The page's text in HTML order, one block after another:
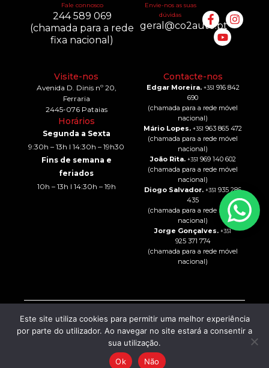
Visite-nos
Avenida D. Dinis nº 20,
Ferraria
2445-076 Pataias
Horários
Segunda a Sexta
9:30h – 13h I 14:30h – 19h30
Fins de semana e
feriados
10h – 13h I 14:30h – 19h
Contacte-nos
Edgar Moreira. +351 916 842
690
(chamada para a rede móvel
nacional)
Mário Lopes. +351 963 865 472
(chamada para a rede móvel
nacional)
João Rita. +351 969 140 602
(chamada para a rede móvel
nacional)
Diogo Salvador. +351 935 286
435
(chamada para a rede móvel
nacional)
Jorge Gonçalves. +351
925 371 774
(chamada para a rede móvel
nacional)
Fale connosco
244 589 069
(chamada para a rede
fixa nacional)
Envie-nos as suas
dúvidas
geral@co2auto.pt
© 2024 – All rights Reserved
CO2 AUTO – COMÉRCIO DE
AUTOMÓVEIS, LDA
Intermediação de Crédito
Política de Privacidade
Resolução de Litígios
Livro de Reclamações
Este site utiliza cookies para permitir uma melhor experiência
por parte do utilizador. Ao navegar no site estará a consentir a
sua utilização.
Ok
Não